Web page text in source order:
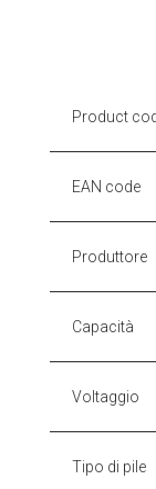
Product
EAN code
Produttore
Capacità
Voltaggio
Tipo di pile